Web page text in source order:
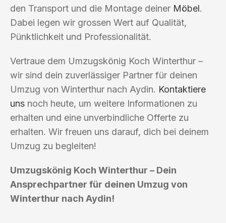
den Transport und die Montage deiner Möbel.
Dabei legen wir grossen Wert auf Qualität,
Pünktlichkeit und Professionalität.
Vertraue dem Umzugskönig Koch Winterthur –
wir sind dein zuverlässiger Partner für deinen
Umzug von Winterthur nach Aydin. Kontaktiere
uns noch heute, um weitere Informationen zu
erhalten und eine unverbindliche Offerte zu
erhalten. Wir freuen uns darauf, dich bei deinem
Umzug zu begleiten!
Umzugskönig Koch Winterthur – Dein
Ansprechpartner für deinen Umzug von
Winterthur nach Aydin!